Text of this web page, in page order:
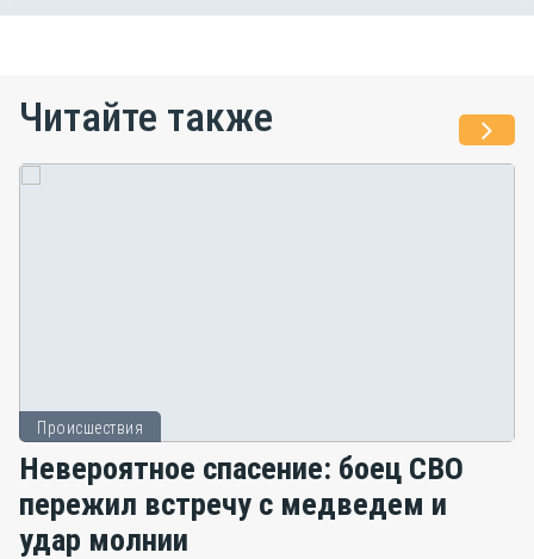
Читайте также
Происшествия
Невероятное спасение: боец СВО
пережил встречу с медведем и
удар молнии